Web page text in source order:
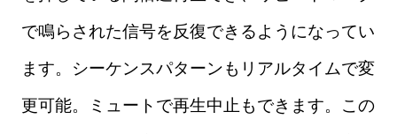
で鳴らされた信号を反復できるようになってい
ます。シーケンスパターンもリアルタイムで変
更可能。ミュートで再生中止もできます。この